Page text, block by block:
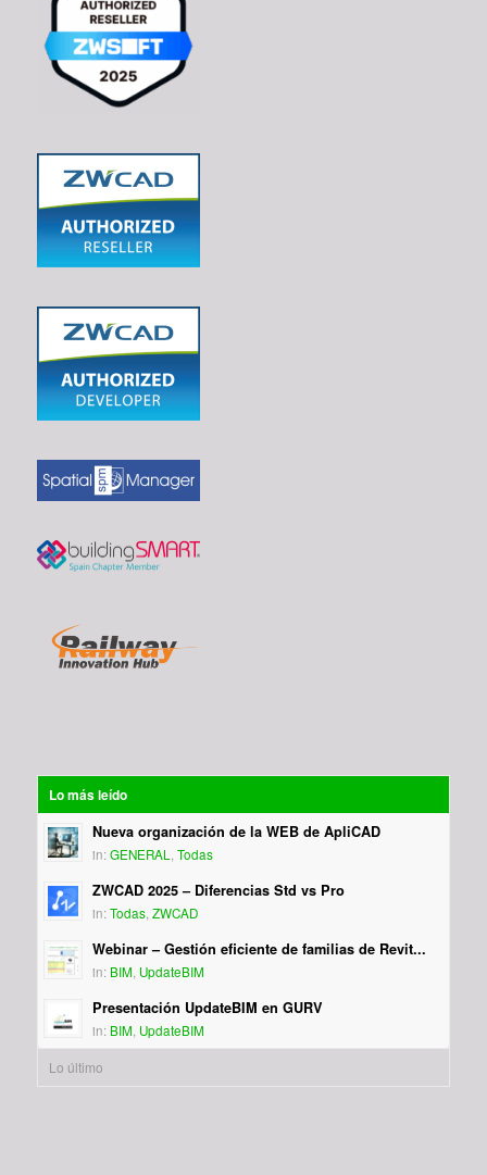
Lo más leído
Nueva organización de la WEB de ApliCAD
in: GENERAL Todas
ZWCAD 2025 – Diferencias Std vs Pro
in: Todas, ZWCAD
Webinar – Gestión eficiente de familias de Revit...
in: BIM UpdateBIM
Presentación UpdateBIM en GURV
in: BIM UpdateBIM
Lo último